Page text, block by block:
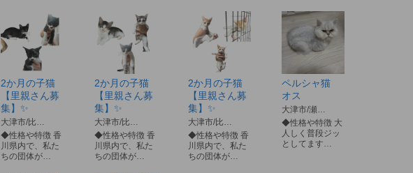
2か月の子猫
【里親さん募
集】✨
大津市/比…
◆性格や特徴 香
川県内で、私た
ちの団体が…
2か月の子猫
【里親さん募
集】✨
大津市/比…
◆性格や特徴 香
川県内で、私た
ちの団体が…
2か月の子猫
【里親さん募
集】✨
大津市/比…
◆性格や特徴 香
川県内で、私た
ちの団体が…
ペルシャ猫
オス
大津市/瀬…
◆性格や特徴 大
人しく普段ジッ
としてます…